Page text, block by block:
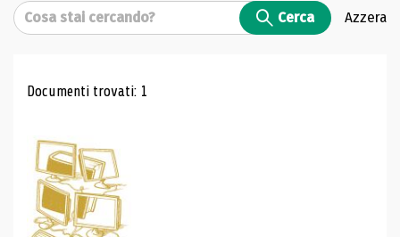
Cerca Cerca Azzera
Risultati di ricerca
Documenti trovati: 1